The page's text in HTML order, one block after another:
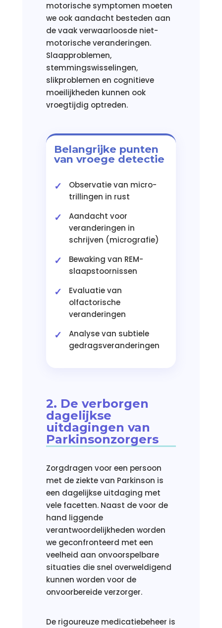
motorische symptomen moeten
we ook aandacht besteden aan
de vaak verwaarloosde niet-
motorische veranderingen.
Slaapproblemen,
stemmingswisselingen,
slikproblemen en cognitieve
moeilijkheden kunnen ook
vroegtijdig optreden.
Belangrijke punten
van vroege detectie
Observatie van micro-
trillingen in rust
Aandacht voor
veranderingen in
schrijven (micrografie)
Bewaking van REM-
slaapstoornissen
Evaluatie van
olfactorische
veranderingen
Analyse van subtiele
gedragsveranderingen
2. De verborgen
dagelijkse
uitdagingen van
Parkinsonzorgers
Zorgdragen voor een persoon
met de ziekte van Parkinson is
een dagelijkse uitdaging met
vele facetten. Naast de voor de
hand liggende
verantwoordelijkheden worden
we geconfronteerd met een
veelheid aan onvoorspelbare
situaties die snel overweldigend
kunnen worden voor de
onvoorbereide verzorger.
De rigoureuze medicatiebeheer is